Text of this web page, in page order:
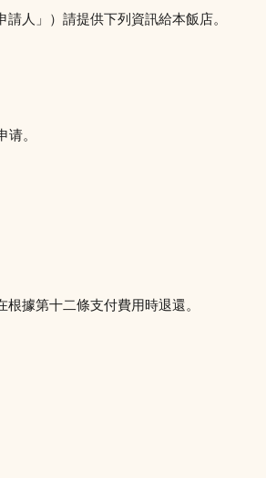
人」）請提供下列資訊給本飯店。
。
據第十二條支付費用時退還。